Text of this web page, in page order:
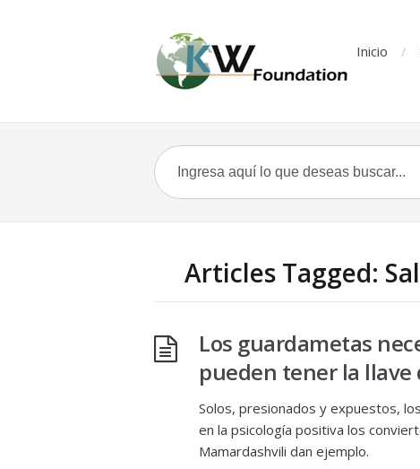
Inicio
Articles Tagged:
Los guardametas
pueden tener la llave
Solos, presionados y expuestos,
en la psicología positiva los
Mamardashvili dan ejemplo.